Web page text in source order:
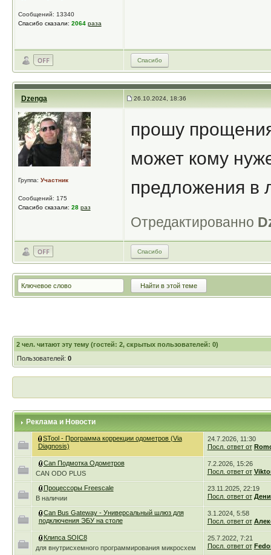
Сообщений: 13340
Спасибо сказали: 2064 раза
Спасибо
Dzenga 26.10.2024, 18:36
Группа: Участник
Сообщений: 175
Спасибо сказали: 28 раз
прошу
может кому
предложения в
Отредактированно
Спасибо
2чел. читают эту тему (гостей: 2, скрытых пользователей: 0)
Пользователей: 0
Реклама и Новости
STool - Программа коррекции одометров (Via
Diagnosis)
24.7.2026, 11:30
Посл. ответ от
Can Подмотка Одометров
CAN ODO PLUS
7.2.2026, 15:26
Посл. ответ от
Процессоры Freescale
В наличии
23.11.2025, 22:19
Посл. ответ от
Can Bus Gateway - Универсальный шлюз для
подключения ЭБУ на столе
3.1.2024, 5:58
Посл. ответ от
Клипса SOIC8
для внутрисхемного программирования микросхем
25.7.2022, 7:21
Посл. ответ от